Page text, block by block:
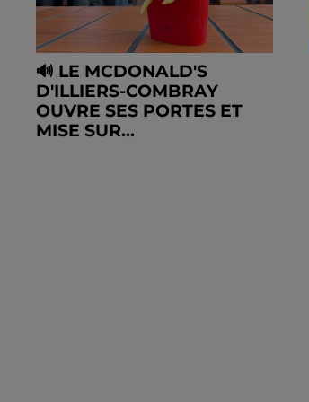
🔊 LE MCDONALD'S
D'ILLIERS-COMBRAY
OUVRE SES PORTES ET
MISE SUR...